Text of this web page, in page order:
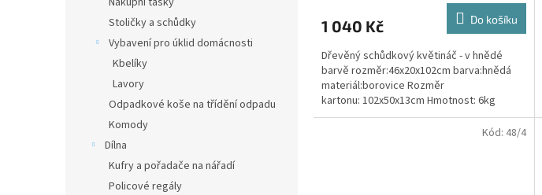
Stoličky a schůdky
Vybavení pro úklid domácnosti
Kbelíky
Lavory
Odpadkové koše na třídění odpadu
Komody
Dílna
Kufry a pořadače na nářadí
Policové regály
1 040 Kč Do košíku
Dřevěný schůdkový květináč - v hnědé
barvě rozměr:46x20x102cm barva:hnědá
materiál:borovice Rozměr
kartonu: 102x50x13cm Hmotnost: 6kg
Kód: 48/4